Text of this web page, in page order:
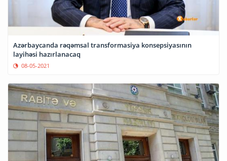
Azərbaycanda rəqəmsal transformasiya konsepsiyasının
layihəsi hazırlanacaq
08-05-2021